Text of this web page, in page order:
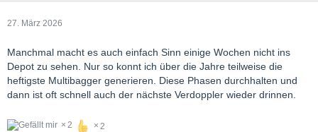
27. März 2026
Manchmal macht es auch einfach Sinn einige Wochen nicht ins
Depot zu sehen. Nur so konnt ich über die Jahre teilweise die
heftigste Multibagger generieren. Diese Phasen durchhalten und
dann ist oft schnell auch der nächste Verdoppler wieder drinnen.
2 2